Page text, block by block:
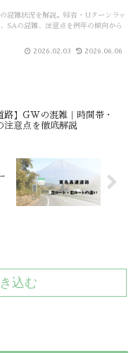
混雑状況を解説。帰省・Uターンラッ
SAの混雑、注意点を例年の傾向から
2026.02.03 2026.06.06
路】GWの混雑｜時間帯・
注意点を徹底解説
込む